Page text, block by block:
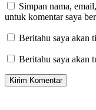
Simpan nama,
untuk komentar saya
Beritahu saya akan
Beritahu saya akan